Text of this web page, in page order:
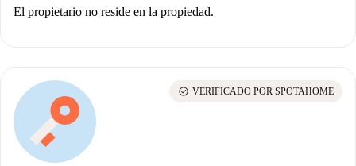
El propietario no reside en la propiedad.
check_circle VERIFICADO POR SPOTAHOME